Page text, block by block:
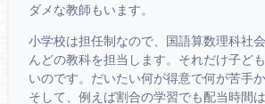
ダメな教師もいます。
小学校は担任制なので、国語算数理科社
んどの教科を担当します。それだけ子ど
いのです。だいたい何が得意で何が苦手
そして、例えば割合の学習でも配当時間